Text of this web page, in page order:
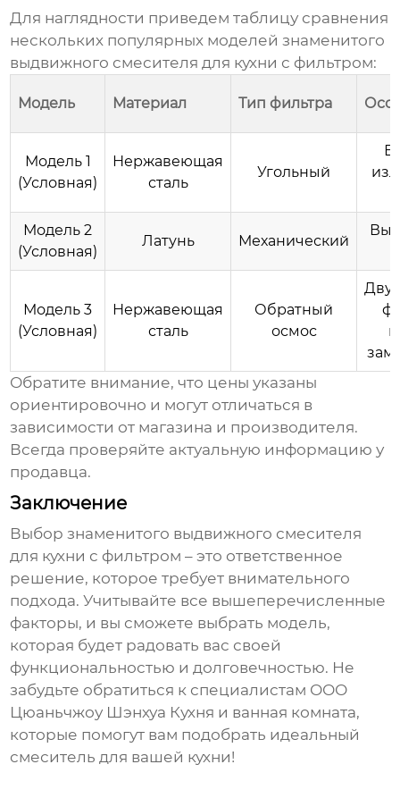
Для наглядности приведем таблицу сравнения
нескольких популярных моделейзнаменитого
выдвижного смесителя для кухни с фильтром:
Модель Материал Тип фильтра
Модель 1
(Условная)
Нержавеющая
сталь
Угольный
Модель 2
(Условная)
Латунь Механический
Модель 3
(Условная)
Нержавеющая
сталь
Обратный
осмос
Обратите внимание, что цены указаны
ориентировочно и могут отличаться в
зависимости от магазина и производителя.
Всегда проверяйте актуальную информацию у
продавца.
Заключение
Выборзнаменитого выдвижного смесителя
для кухни с фильтром – это ответственное
решение, которое требует внимательного
подхода. Учитывайте все вышеперечисленные
факторы, и вы сможете выбрать модель,
которая будет радовать вас своей
функциональностью и долговечностью. Не
забудьте обратиться к специалистам ООО
Цюаньчжоу Шэнхуа Кухня и ванная комната,
которые помогут вам подобрать идеальный
смеситель для вашей кухни!